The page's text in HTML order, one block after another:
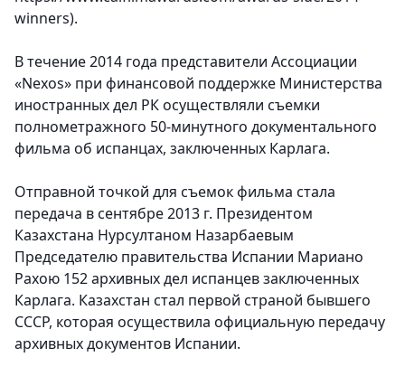
winners).
В течение 2014 года представители Ассоциации
«Nexos» при финансовой поддержке Министерства
иностранных дел РК осуществляли съемки
полнометражного 50-минутного документального
фильма об испанцах, заключенных Карлага.
Отправной точкой для съемок фильма стала
передача в сентябре 2013 г. Президентом
Казахстана Нурсултаном Назарбаевым
Председателю правительства Испании Мариано
Рахою 152 архивных дел испанцев заключенных
Карлага. Казахстан стал первой страной бывшего
СССР, которая осуществила официальную передачу
архивных документов Испании.